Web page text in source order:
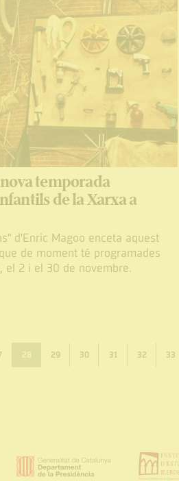
temporada
de la Xarxa a
d'Enric Magoo enceta aquest
de moment té programades
el 2 i el 30 de novembre.
29 30 31 32 33